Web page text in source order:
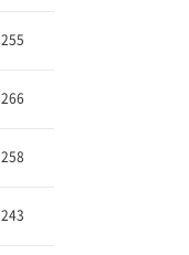
255
266
258
243